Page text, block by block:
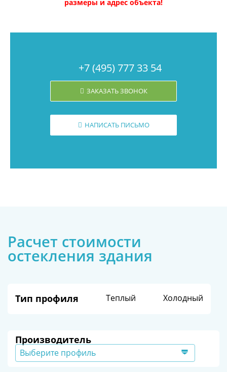
размеры и адрес объекта!
+7 (495) 777 33 54
ЗАКАЗАТЬ ЗВОНОК
НАПИСАТЬ ПИСЬМО
Расчет стоимости
остекления здания
Тип профиля Теплый Холодный
Производитель
Выберите профиль